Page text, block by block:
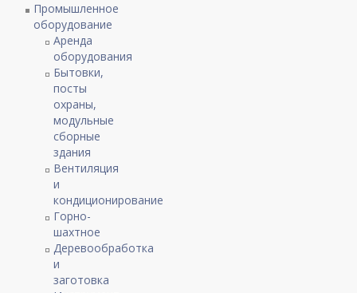
Промышленное
оборудование
Аренда
оборудования
Бытовки,
посты
охраны,
модульные
сборные
здания
Вентиляция
и
кондиционирование
Горно-
шахтное
Деревообработка
и
заготовка